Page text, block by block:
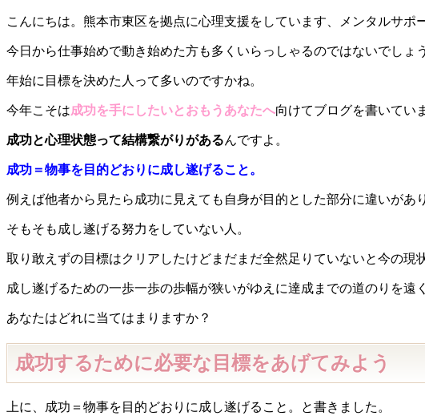
こんにちは。熊本市東区を拠点に心理支援をしています、メンタルサポ
今日から仕事始めで動き始めた方も多くいらっしゃるのではないでしょ
年始に目標を決めた人って多いのですかね。
今年こそは成功を手にしたいとおもうあなたへ向けてブログを書いてい
成功と心理状態って結構繋がりがあるんですよ。
成功＝物事を目的どおりに成し遂げること。
例えば他者から見たら成功に見えても自身が目的とした部分に違いがあ
そもそも成し遂げる努力をしていない人。
取り敢えずの目標はクリアしたけどまだまだ全然足りていないと今の現
成し遂げるための一歩一歩の歩幅が狭いがゆえに達成までの道のりを遠
あなたはどれに当てはまりますか？
成功するために必要な目標をあげてみよう
上に、成功＝物事を目的どおりに成し遂げること。と書きました。